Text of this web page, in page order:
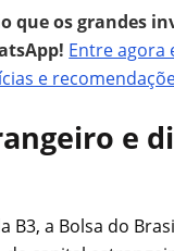
que os grandes
Entre agora
e
e
B3, a Bolsa do